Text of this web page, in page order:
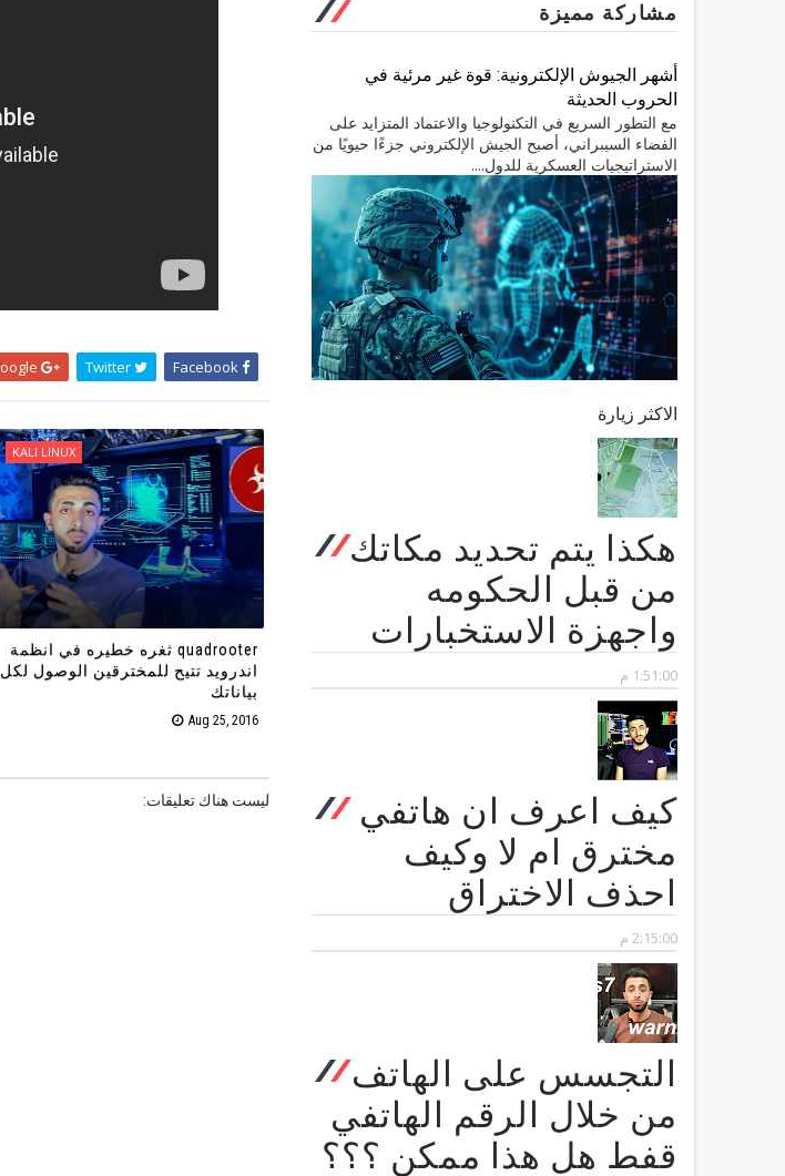
KALI LINUX
quadrooter ثغره خطيره في انظمة
اندرويد تتيح للمخترقين الوصول لكل
بياناتك
Aug 25, 2016
ليست هناك تعليقات:
مشاركة مميزة
أشهر الجيوش الإلكترونية: قوة غير مرئية في
الحروب الحديثة
مع التطور السريع في التكنولوجيا والاعتماد المتزايد على
الفضاء السيبراني، أصبح الجيش الإلكتروني جزءًا حيويًا من
الاستراتيجيات العسكرية للدول....
الاكثر زيارة
هكذا يتم تحديد مكاتك
من قبل الحكومه
واجهزة الاستخبارات
1:51:00 م
كيف اعرف ان هاتفي
مخترق ام لا وكيف
احذف الاختراق
2:15:00 م
التجسس على الهاتف
من خلال الرقم الهاتفي
قفط هل هذا ممكن ؟؟؟